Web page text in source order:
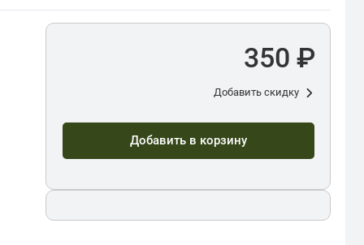
350 ₽
Добавить скидку
Добавить в корзину